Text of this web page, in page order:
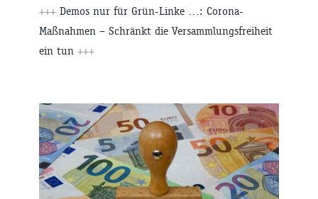
+++ Demos nur für Grün-Linke …: Corona-
Maßnahmen – Schränkt die Versammlungsfreiheit
ein tun +++